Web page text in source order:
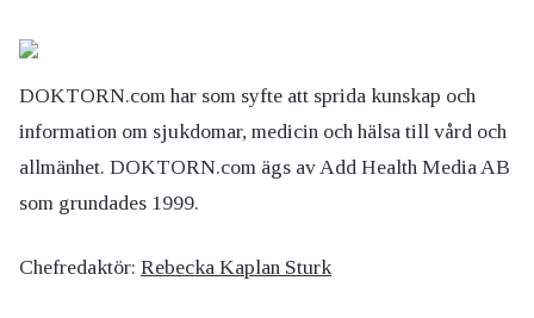
DOKTORN.com har som syfte att sprida kunskap och
information om sjukdomar, medicin och hälsa till vård och
allmänhet. DOKTORN.com ägs av Add Health Media AB
som grundades 1999.
Chefredaktör: Rebecka Kaplan Sturk